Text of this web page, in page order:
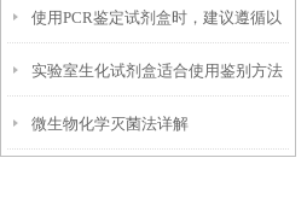
题的探讨
使用PCR鉴定试剂盒时，建议遵循以
下几点注意事项
实验室生化试剂盒适合使用鉴别方法
微生物化学灭菌法详解